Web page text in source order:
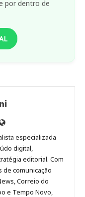
por dentro de
Site
de
Anny
Malagolini
especializada
digital,
editorial. Com
de comunicação
Correio do
e Tempo Novo,